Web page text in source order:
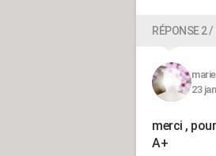
RÉPONSE 2 /
marie
23
merci ,
A+